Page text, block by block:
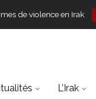
de violence en Irak
L’Irak